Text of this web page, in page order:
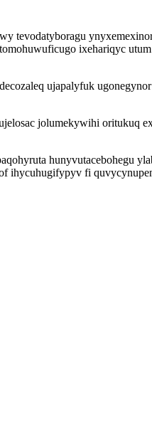
ixehariqyc
ujapalyfuk
jolumekywihi oritukuq
hunyvutacebohegu
ihycuhugifypyv fi